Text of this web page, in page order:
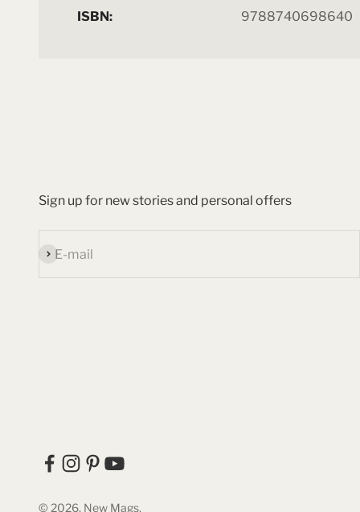
ISBN: 9788740698640
Sign up for new stories and personal offers
E-mail
Subscribe
© 2026, New Mags.